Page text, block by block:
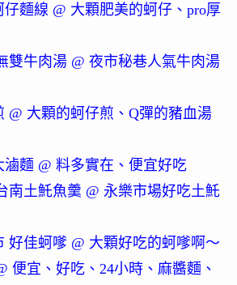
麵線 @ 大顆肥美的蚵仔、pro厚
雙牛肉湯 @ 夜市秘巷人氣牛肉湯
@ 大顆的蚵仔煎、Q彈的豬血湯
麵 @ 料多實在、便宜好吃
南土魠魚羹 @ 永樂市場好吃土魠
好佳蚵嗲 @ 大顆好吃的蚵嗲啊～
便宜、好吃、24小時、麻醬麵、